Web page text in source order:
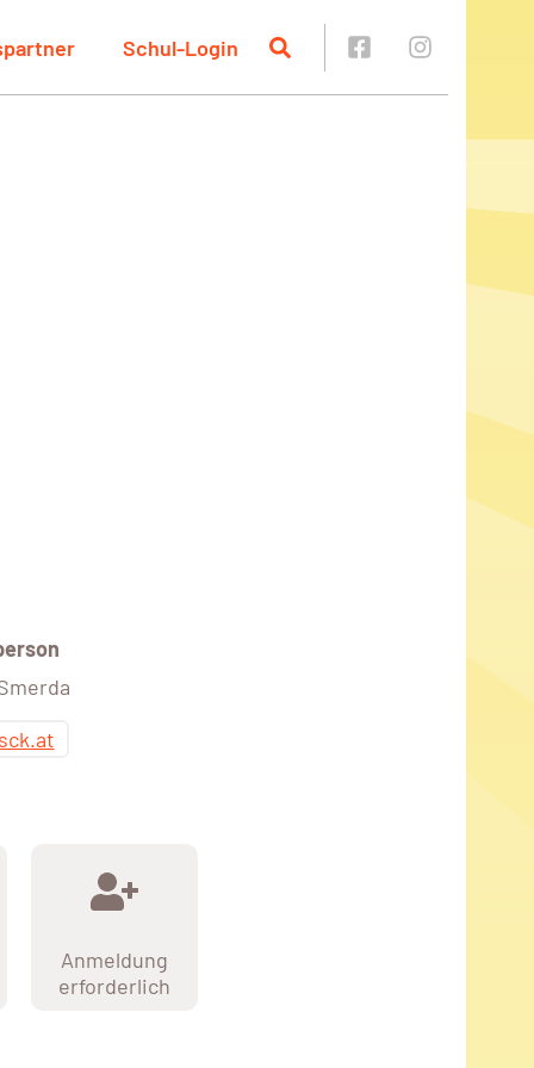
Schul-Login
Anmeldung
erforderlich